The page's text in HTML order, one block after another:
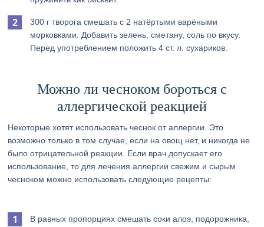
300 г творога смешать с 2 натёртыми варёными
морковками. Добавить зелень, сметану, соль по вкусу.
Перед употреблением положить 4 ст. л. сухариков.
Можно ли чесноком бороться с
аллергической реакцией
Некоторые хотят использовать чеснок от аллергии. Это
возможно только в том случае, если на овощ нет, и никогда не
было отрицательной реакции. Если врач допускает его
использование, то для лечения аллергии свежим и сырым
чесноком можно использовать следующие рецепты:
В равных пропорциях смешать соки алоэ, подорожника,